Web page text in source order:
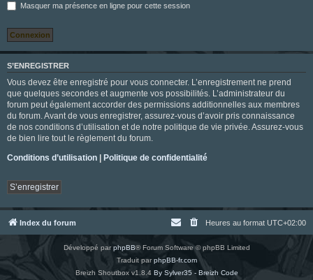
Masquer ma présence en ligne pour cette session
S’ENREGISTRER
Vous devez être enregistré pour vous connecter. L’enregistrement ne prend
que quelques secondes et augmente vos possibilités. L’administrateur du
forum peut également accorder des permissions additionnelles aux membres
du forum. Avant de vous enregistrer, assurez-vous d’avoir pris connaissance
de nos conditions d’utilisation et de notre politique de vie privée. Assurez-vous
de bien lire tout le règlement du forum.
Conditions d’utilisation | Politique de confidentialité
S’enregistrer
Index du forum Heures au format UTC+02:00
Développé parphpBB® Forum Software © phpBB Limited
Traduit parphpBB-fr.com
Breizh Shoutbox v1.8.4 By Sylver35 - Breizh Code